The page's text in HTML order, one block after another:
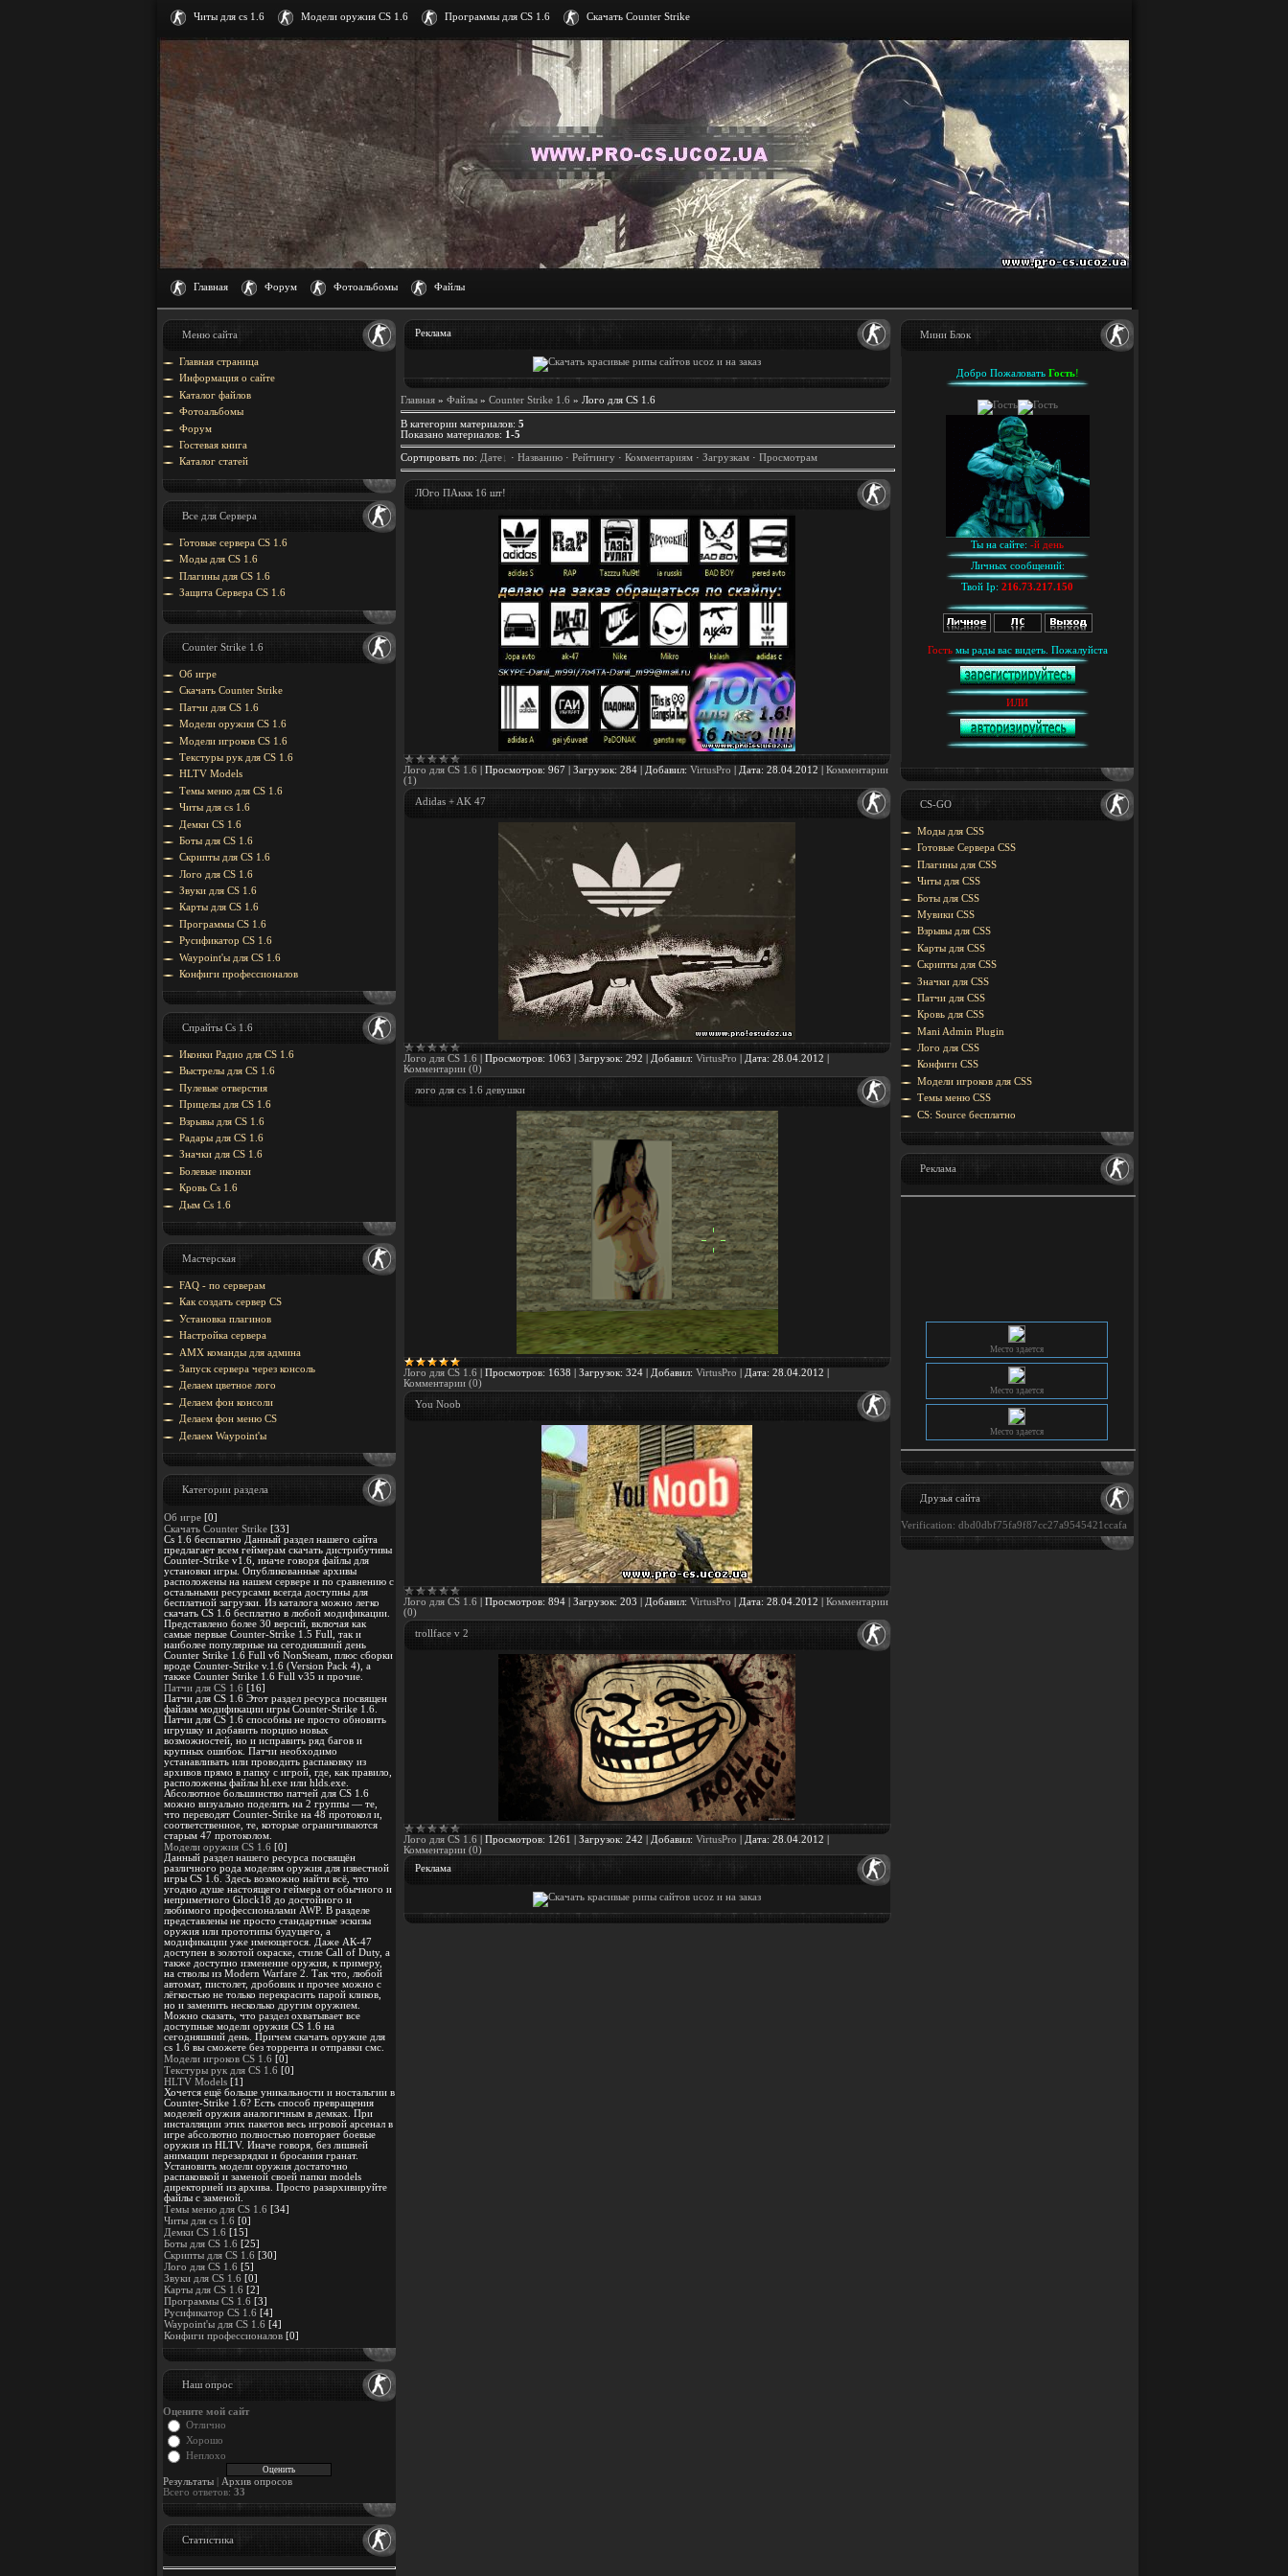
Читы для cs 1.6 Модели оружия CS 1.6 Программы для CS 1.6 Скачать Counter Strike
Главная Форум Фотоальбомы Файлы
Меню сайта
Главная страница
Информация о сайте
Каталог файлов
Фотоальбомы
Форум
Гостевая книга
Каталог статей
Все для Сервера
Готовые сервера CS 1.6
Моды для CS 1.6
Плагины для CS 1.6
Защита Cервера CS 1.6
Counter Strike 1.6
Об игре
Скачать Counter Strike
Патчи для CS 1.6
Модели оружия CS 1.6
Модели игроков CS 1.6
Текстуры рук для CS 1.6
HLTV Models
Темы меню для CS 1.6
Читы для cs 1.6
Демки CS 1.6
Боты для CS 1.6
Скрипты для CS 1.6
Лого для CS 1.6
Звуки для CS 1.6
Карты для CS 1.6
Программы CS 1.6
Русификатор CS 1.6
Waypoint'ы для CS 1.6
Конфиги профессионалов
Спрайты Cs 1.6
Иконки Радио для CS 1.6
Выстрелы для CS 1.6
Пулевые отверстия
Прицелы для CS 1.6
Взрывы для CS 1.6
Радары для CS 1.6
Значки для CS 1.6
Болевые иконки
Кровь Cs 1.6
Дым Cs 1.6
Мастерская
FAQ - по серверам
Как создать сервер CS
Установка плагинов
Настройка сервера
AMX команды для админа
Запуск сервера через консоль
Делаем цветное лого
Делаем фон консоли
Делаем фон меню CS
Делаем Waypoint'ы
Категории раздела
Об игре [0]
Скачать Counter Strike [33]
Cs 1.6 бесплатно Данный раздел нашего сайта
предлагает всем геймерам скачать дистрибутивы
Counter-Strike v1.6, иначе говоря файлы для
установки игры. Опубликованные архивы
расположены на нашем сервере и по сравнению с
остальными ресурсами всегда доступны для
бесплатной загрузки. Из каталога можно легко
скачать CS 1.6 бесплатно в любой модификации.
Представлено более 30 версий, включая как
самые первые Counter-Strike 1.5 Full, так и
наиболее популярные на сегодняшний день
Counter Strike 1.6 Full v6 NonSteam, плюс сборки
вроде Counter-Strike v.1.6 (Version Pack 4), а
также Counter Strike 1.6 Full v35 и прочие.
Патчи для CS 1.6 [16]
Патчи для CS 1.6 Этот раздел ресурса посвящен
файлам модификации игры Counter-Strike 1.6.
Патчи для CS 1.6 способны не просто обновить
игрушку и добавить порцию новых
возможностей, но и исправить ряд багов и
крупных ошибок. Патчи необходимо
устанавливать или проводить распаковку из
архивов прямо в папку с игрой, где, как правило,
расположены файлы hl.exe или hlds.exe.
Абсолютное большинство патчей для CS 1.6
можно визуально поделить на 2 группы — те,
что переводят Counter-Strike на 48 протокол и,
соответственное, те, которые ограничиваются
старым 47 протоколом.
Модели оружия CS 1.6 [0]
Данный раздел нашего ресурса посвящён
различного рода моделям оружия для известной
игры CS 1.6. Здесь возможно найти всё, что
угодно душе настоящего геймера от обычного и
неприметного Glock18 до достойного и
любимого профессионалами AWP. В разделе
представлены не просто стандартные эскизы
оружия или прототипы будущего, а
модификации уже имеющегося. Даже АК-47
доступен в золотой окраске, стиле Call of Duty, а
также доступно изменение оружия, к примеру,
на стволы из Modern Warfare 2. Так что, любой
автомат, пистолет, дробовик и прочее можно с
лёгкостью не только перекрасить парой кликов,
но и заменить несколько другим оружием.
Можно сказать, что раздел охватывает все
доступные модели оружия CS 1.6 на
сегодняшний день. Причем скачать оружие для
cs 1.6 вы сможете без торрента и отправки смс.
Модели игроков CS 1.6 [0]
Текстуры рук для CS 1.6 [0]
HLTV Models [1]
Хочется ещё больше уникальности и ностальгии в
Counter-Strike 1.6? Есть способ превращения
моделей оружия аналогичным в демках. При
инсталляции этих пакетов весь игровой арсенал в
игре абсолютно полностью повторяет боевые
оружия из HLTV. Иначе говоря, без лишней
анимации перезарядки и бросания гранат.
Установить модели оружия достаточно
распаковкой и заменой своей папки models
директорией из архива. Просто разархивируйте
файлы с заменой.
Темы меню для CS 1.6 [34]
Читы для cs 1.6 [0]
Демки CS 1.6 [15]
Боты для CS 1.6 [25]
Скрипты для CS 1.6 [30]
Лого для CS 1.6 [5]
Звуки для CS 1.6 [0]
Карты для CS 1.6 [2]
Программы CS 1.6 [3]
Русификатор CS 1.6 [4]
Waypoint'ы для CS 1.6 [4]
Конфиги профессионалов [0]
Наш опрос
Оцените мой сайт
Отлично
Хорошо
Неплохо
Результаты|
Архив опросов
Всего ответов: 33
Статистика
Реклама
Главная» Файлы» Counter Strike 1.6 » Лого для CS 1.6
В категории материалов: 5
Показано материалов: 1-5
Сортировать по: Дате · Названию· Рейтингу· Комментариям· Загрузкам· Просмотрам
ЛОго ПАккк 16 шт!
Лого для CS 1.6 Просмотров: 967| Загрузок: 284| Добавил: VirtusPro Дата: 28.04.2012
Комментарии
(1)
Adidas + AK 47
Лого для CS 1.6 Просмотров: 1063 Загрузок: 292 Добавил: VirtusPro Дата: 28.04.2012
Комментарии (0)
лого для cs 1.6 девушки
Лого для CS 1.6 Просмотров: 1638 Загрузок: 324| Добавил: VirtusPro Дата: 28.04.2012
Комментарии (0)
You Noob
Лого для CS 1.6 Просмотров: 894| Загрузок: 203 Добавил: VirtusPro Дата: 28.04.2012
Комментарии
(0)
trollface v 2
Лого для CS 1.6 Просмотров: 1261 Загрузок: 242 Добавил: VirtusPro Дата: 28.04.2012
Комментарии (0)
Реклама
Мини Блок
Добро Пожаловать Гость!
Ты на сайте: -й день
Личных сообщений:
Твой Ip: 216.73.217.150
Гостьмы рады вас видеть. Пожалуйста
ИЛИ
CS-GO
Моды для CSS
Готовые Сервера CSS
Плагины для CSS
Читы для CSS
Боты для CSS
Мувики CSS
Взрывы для CSS
Карты для CSS
Скрипты для CSS
Значки для CSS
Патчи для CSS
Кровь для CSS
Mani Admin Plugin
Лого для CSS
Конфиги CSS
Модели игроков для CSS
Темы меню CSS
CS: Source бесплатно
Реклама
Место здается
Место здается
Место здается
Место здается
Друзья сайта
Verification: dbd0dbf75fa9f87cc27a9545421ccafa